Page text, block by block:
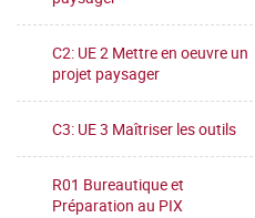
C2: UE 2 Mettre en oeuvre un
projet paysager
C3: UE 3 Maîtriser les outils
R01 Bureautique et
Préparation au PIX